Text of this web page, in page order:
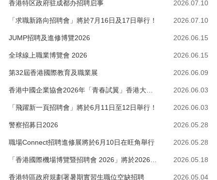
香港特区政府驻成都办招聘启事 2026.07.10
「求職新路向招聘會」將於7月16日及17日舉行！ 2026.07.10
JUMP招聘及進修博覽2026 2026.06.15
全球線上職業博覽會 2026 2026.06.15
第32屆香港國際教育及職業展 2026.06.09
香港中國企業協會2026年「青春試翼」香港大學生暑期實習計劃發佈會 2026.06.03
「飛躍新一頁招聘會」將於6月11日至12日舉行！ 2026.06.03
警察招募日2026 2026.05.28
職場Connect招聘進修展將於6月10日在旺角舉行 2026.05.28
「香港國際機場博覽暨招聘會 2026」將於2026年5月23至24日舉行！ 2026.05.18
香港特區政府規劃署暑期實習生職位空缺招聘 2026.05.04